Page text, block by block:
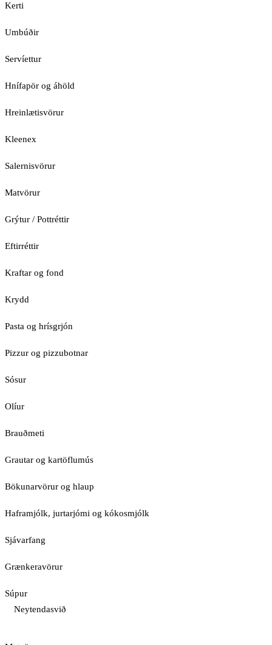
Kerti
Umbúðir
Servíettur
Hnífapör og áhöld
Hreinlætisvörur
Kleenex
Salernisvörur
Matvörur
Grýtur / Pottréttir
Eftirréttir
Kraftar og fond
Krydd
Pasta og hrísgrjón
Pizzur og pizzubotnar
Sósur
Olíur
Brauðmeti
Grautar og kartöflumús
Bökunarvörur og hlaup
Haframjólk, jurtarjómi og kókosmjólk
Sjávarfang
Grænkeravörur
Súpur
Neytendasvið